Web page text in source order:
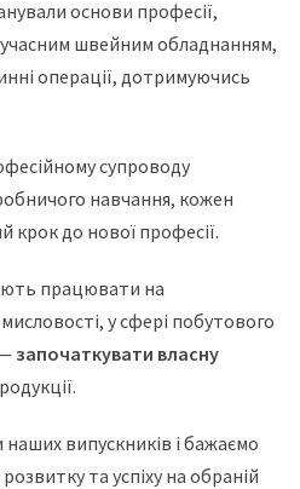
основи професії,
швейним обладнанням,
операції, дотримуючись
супроводу
навчання, кожен
крок до нової професії.
працювати на
у сфері побутового
започаткувати власну
випускників і бажаємо
та успіху на обраній